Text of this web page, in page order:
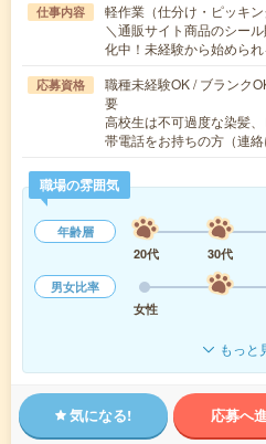
仕事内容
軽作業（仕分け・ピッキン
＼通販サイト商品のシー
化中！未経験から始めら
応募資格
職種未経験OK / ブランク
要
高校生は不可過度な染髪
帯電話をお持ちの方（連
職場の雰囲気
年齢層
20代
30代
男女比率
女性
もっと
気になる! 応募へ